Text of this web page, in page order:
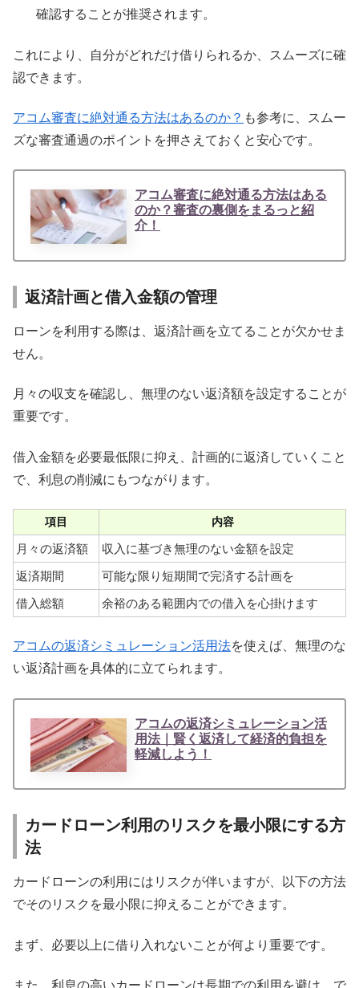
確認することが推奨されます。
これにより、自分がどれだけ借りられるか、スムーズに確
認できます。
アコム審査に絶対通る方法はあるのか？ も参考に、スムー
ズな審査通過のポイントを押さえておくと安心です。
アコム審査に絶対通る方法はある
のか？審査の裏側をまるっと紹
介！
返済計画と借入金額の管理
ローンを利用する際は、返済計画を立てることが欠かせま
せん。
月々の収支を確認し、無理のない返済額を設定することが
重要です。
借入金額を必要最低限に抑え、計画的に返済していくこと
で、利息の削減にもつながります。
項目 内容
月々の返済額
収入に基づき無理のない金額を設定
返済期間
可能な限り短期間で完済する計画を
借入総額
余裕のある範囲内での借入を心掛けます
アコムの返済シミュレーション活用法を使えば、無理のな
い返済計画を具体的に立てられます。
アコムの返済シミュレーション活
用法｜賢く返済して経済的負担を
軽減しよう！
カードローン利用のリスクを最小限にする方
法
カードローンの利用にはリスクが伴いますが、以下の方法
でそのリスクを最小限に抑えることができます。
まず、必要以上に借り入れないことが何より重要です。
また、利息の高いカードローンは長期での利用を避け、で